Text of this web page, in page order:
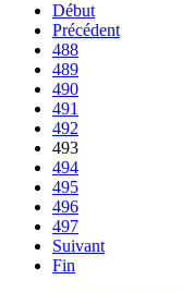
Début
Précédent
488
489
490
491
492
493
494
495
496
497
Suivant
Fin